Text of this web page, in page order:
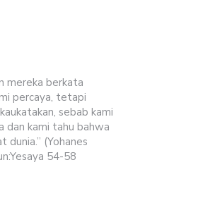
mereka berkata
percaya, tetapi
sebab kami
dan kami tahu bahwa
dunia.” (Yohanes
54-58